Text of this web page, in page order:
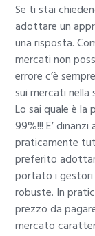
Se ti stai
adottare un
una risposta.
mercati non
errore c’è
sui mercati nella
Lo sai quale è la
99%!!! E’
praticamente
preferito
portato i gestori
robuste. In
prezzo da
mercato